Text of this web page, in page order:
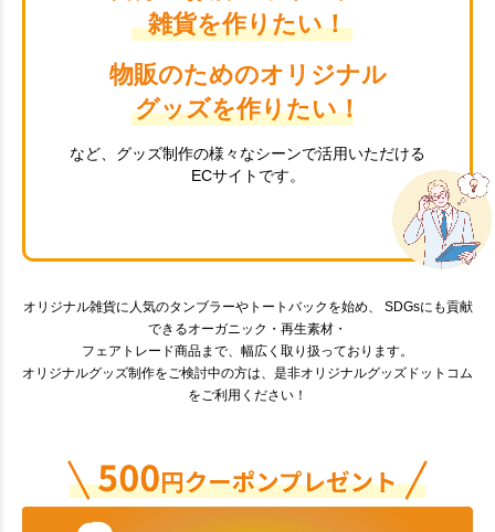
雑貨を作りたい！
物販のためのオリジナル
グッズを作りたい！
など、グッズ制作の様々なシーンで活用いただける
ECサイトです。
オリジナル雑貨に人気のタンブラーやトートバックを始め、 SDGsにも貢献
できるオーガニック・再生素材・
フェアトレード商品まで、幅広く取り扱っております。
オリジナルグッズ制作をご検討中の方は、是非オリジナルグッズドットコム
をご利用ください！